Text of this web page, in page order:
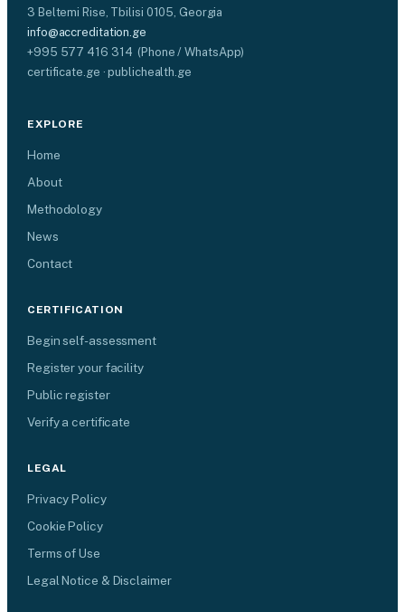
3 Beltemi Rise, Tbilisi 0105, Georgia
info@accreditation.ge
+995 577 416 314 (Phone / WhatsApp)
certificate.ge · publichealth.ge
EXPLORE
Home
About
Methodology
News
Contact
CERTIFICATION
Begin self-assessment
Register your facility
Public register
Verify a certificate
LEGAL
Privacy Policy
Cookie Policy
Terms of Use
Legal Notice & Disclaimer